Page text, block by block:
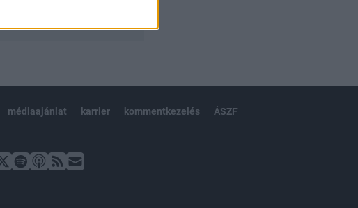
médiaajánlat karrier kommentkezelés ÁSZF